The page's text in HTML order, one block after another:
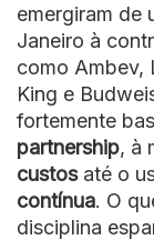
emergiram de
Janeiro à
como Ambev,
King e
fortemente
partnership, à
custosaté o
contínua. O
disciplina